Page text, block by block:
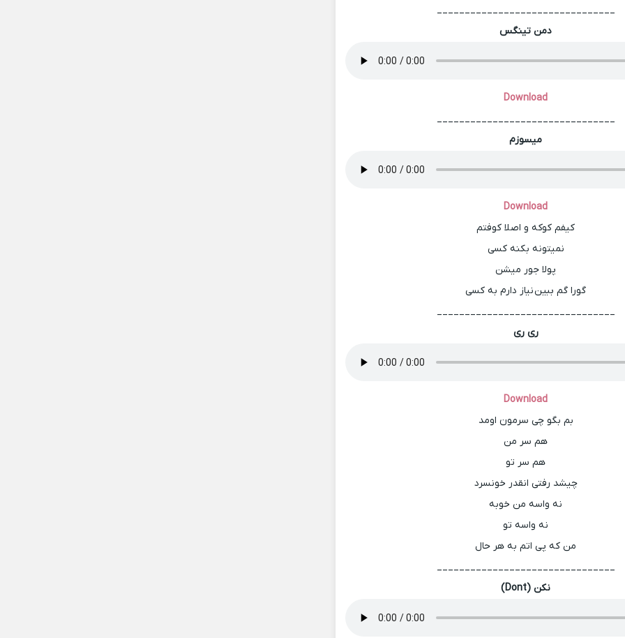
________________________________
دمن تینگس
Download
________________________________
میسوزم
Download
کیفم کوکه و اصلا کوفتم
نمیتونه بکنه کسی
پولا جور میشن
گورا گم ببین نیاز دارم به کسی
________________________________
ری ری
Download
بم بگو چی سرمون اومد
هم سر من
هم سر تو
چیشد رفتی انقدر خونسرد
نه واسه من خوبه
نه واسه تو
من که پی اتم به هر حال
________________________________
نکن (Dont)